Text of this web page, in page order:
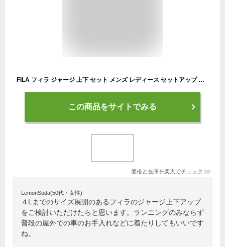
FILA フィラ ジャージ 上下 セット メンズ レディース セットアップ ブランド 長ズボン ロングパンツ ジャージパンツ おしゃれ スポーツウェア 運動着 ルームウェア ジム トレーニングウェア 大きいサイズ 3L 4L 春 秋 冬 黒 karlas別注
この商品をサイトでみる
価格と在庫を楽天でチェック >>
LemonSoda(50代・女性)
４Lまでのサイズ展開のあるフィラのジャージ上下アップ
をご検討いただけたらと思います。ランニングのみならず
普段の屋外での車のお手入れなどに着たりしてもいいです
ね。